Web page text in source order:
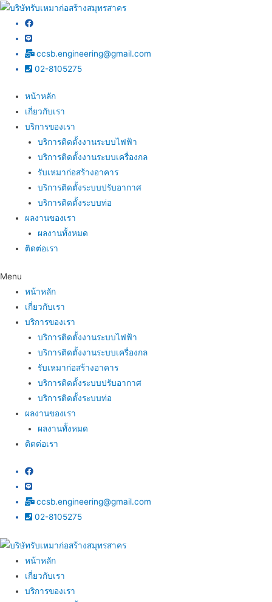
ccsb.engineering@gmail.com
02-8105275
หน้าหลัก
เกี่ยวกับเรา
บริการของเรา
บริการติดตั้งงานระบบไฟฟ้า
บริการติดตั้งงานระบบเครื่องกล
รับเหมาก่อสร้างอาคาร
บริการติดตั้งระบบปรับอากาศ
บริการติดตั้งระบบท่อ
ผลงานของเรา
ผลงานทั้งหมด
ติดต่อเรา
Menu
หน้าหลัก
เกี่ยวกับเรา
บริการของเรา
บริการติดตั้งงานระบบไฟฟ้า
บริการติดตั้งงานระบบเครื่องกล
รับเหมาก่อสร้างอาคาร
บริการติดตั้งระบบปรับอากาศ
บริการติดตั้งระบบท่อ
ผลงานของเรา
ผลงานทั้งหมด
ติดต่อเรา
ccsb.engineering@gmail.com
02-8105275
หน้าหลัก
เกี่ยวกับเรา
บริการของเรา